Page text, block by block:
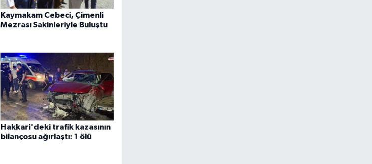
Kaymakam Cebeci, Çimenli
Mezrası Sakinleriyle Buluştu
Hakkari'deki trafik kazasının
bilançosu ağırlaştı: 1 ölü